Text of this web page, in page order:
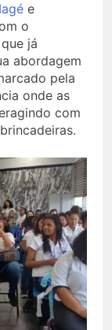
e
o
já
abordagem
pela
onde as
com